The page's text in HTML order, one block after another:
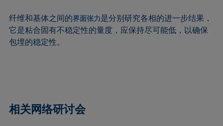
纤维和基体之间的界面张力是分别研究各相的进一步结果，
它是粘合固有不稳定性的量度，应保持尽可能低，以确保
包埋的稳定性。
相关网络研讨会